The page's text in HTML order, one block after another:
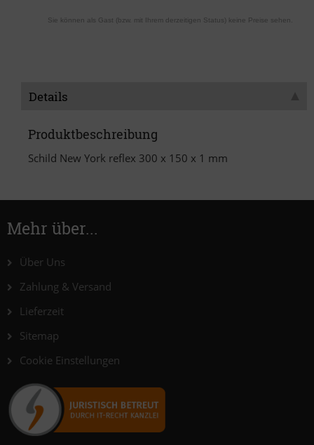
Sie können als Gast (bzw. mit Ihrem derzeitigen Status) keine Preise sehen.
Details
Produktbeschreibung
Schild New York reflex 300 x 150 x 1 mm
Mehr über...
Über Uns
Zahlung & Versand
Lieferzeit
Sitemap
Cookie Einstellungen